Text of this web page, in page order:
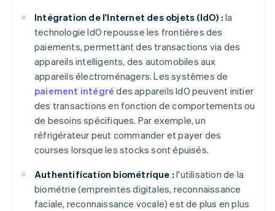
Intégration de l'Internet des objets (IdO) : la
technologie IdO repousse les frontières des
paiements, permettant des transactions via des
appareils intelligents, des automobiles aux
appareils électroménagers. Les systèmes de
paiement intégré des appareils IdO peuvent initier
des transactions en fonction de comportements ou
de besoins spécifiques. Par exemple, un
réfrigérateur peut commander et payer des
courses lorsque les stocks sont épuisés.
Authentification biométrique : l'utilisation de la
biométrie (empreintes digitales, reconnaissance
faciale, reconnaissance vocale) est de plus en plus